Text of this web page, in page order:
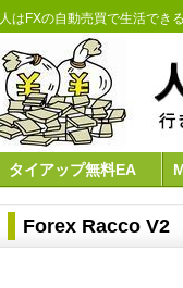
人はFXの自動売買で生活でき
タイアップ無料EA
Forex Racco V2